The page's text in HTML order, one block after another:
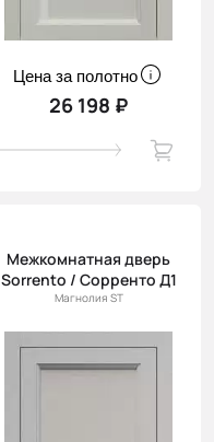
Цена за полотно
26 198 ₽
Межкомнатная дверь
Sorrento / Сорренто Д1
Магнолия ST